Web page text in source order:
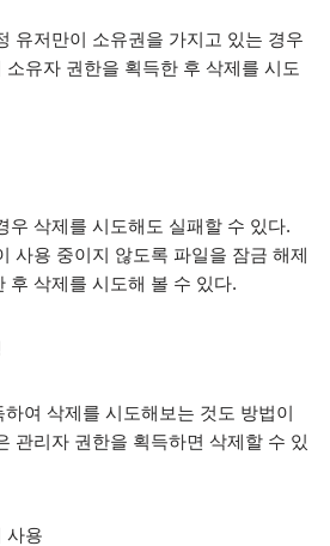
유저만이 소유권을 가지고 있는 경우
유자 권한을 획득한 후 삭제를 시도
우 삭제를 시도해도 실패할 수 있다.
사용 중이지 않도록 파일을 잠금 해제
후 삭제를 시도해 볼 수 있다.
여 삭제를 시도해보는 것도 방법이
관리자 권한을 획득하면 삭제할 수 있
사용